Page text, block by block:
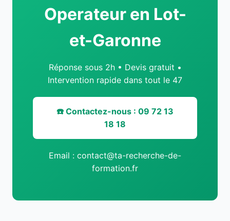
Operateur en Lot-
et-Garonne
Réponse sous 2h • Devis gratuit •
Intervention rapide dans tout le 47
☎️ Contactez-nous : 09 72 13
18 18
Email : contact@ta-recherche-de-
formation.fr